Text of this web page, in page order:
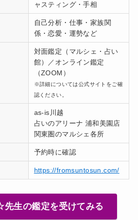
ャスティング・手相
自己分析・仕事・家族関
係・恋愛・運勢など
対面鑑定（マルシェ・占い
館）／オンライン鑑定
（ZOOM）
※詳細については公式サイトをご確
認ください。
as-is川越
占いのアリーナ 浦和美園店
関東圏のマルシェ各所
予約時に確認
https://fromsuntosun.com/
生の鑑定を受けてみる